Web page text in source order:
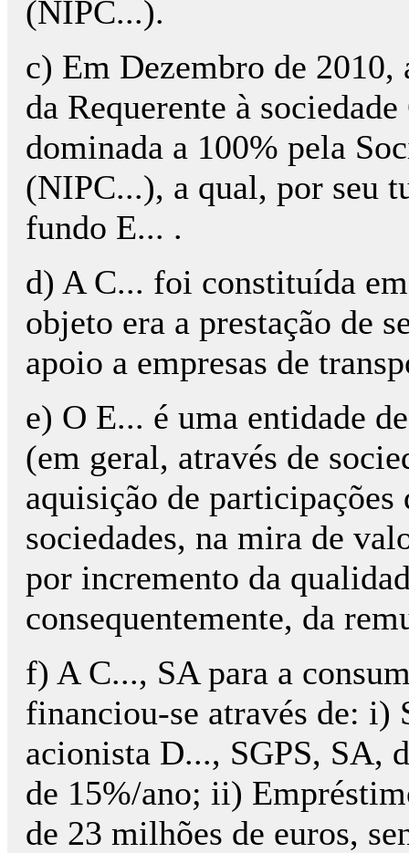
(NIPC...).
c) Em Dezembro de
da Requerente à
dominada a 100% pela
(NIPC...), a qual, por seu
fundo E... .
d) A C... foi constituída
objeto era a prestação de
apoio a empresas de
e) O E... é uma entidade
(em geral, através de
aquisição de
sociedades, na mira de
por incremento da
consequentemente, da
f) A C..., SA para a
financiou-se através de: i)
acionista D..., SGPS, SA,
de 15%/ano; ii)
de 23 milhões de euros,